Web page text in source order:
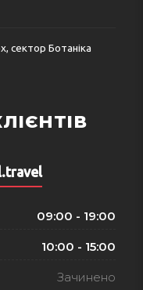
сектор Ботаніка
09:00 - 19:00
10:00 - 15:00
Зачинено